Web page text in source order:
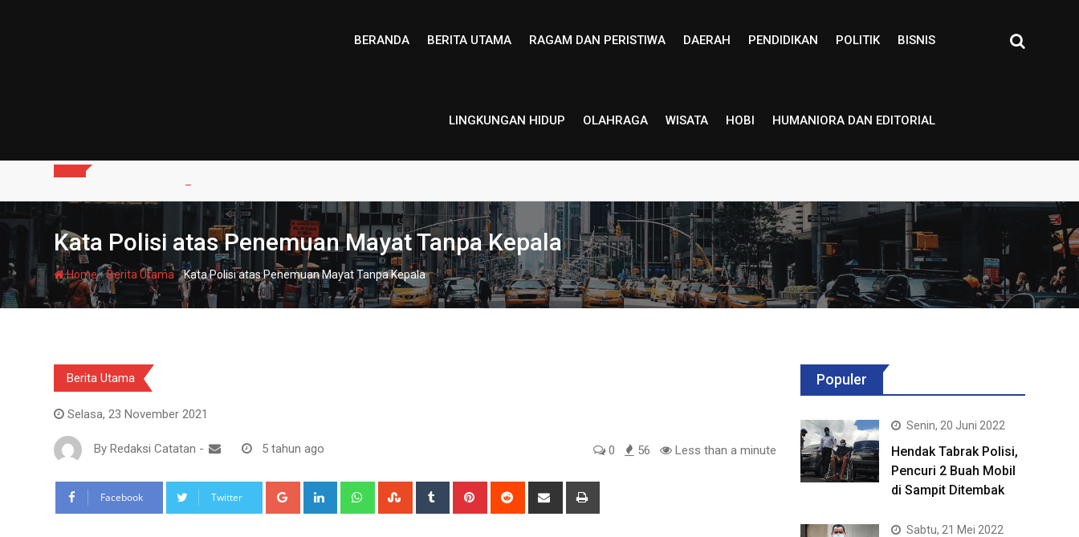
BERANDA BERITA UTAMA RAGAM DAN PERISTIWA DAERAH PENDIDIKAN POLITIK BISNIS
LINGKUNGAN HIDUP OLAHRAGA WISATA HOBI HUMANIORA DAN EDITORIAL
Kata Polisi atas Penemuan Mayat Tanpa Kepala
Home-Berita Utama-Kata Polisi atas Penemuan Mayat Tanpa Kepala
Berita Utama
Selasa, 23 November 2021
By Redaksi Catatan - 5 tahun ago 0 56 Less than a minute
Facebook Twitter Google+ LinkedIn WhatsappStumbleUpon
Tumblr Pinterest Reddit
Share
Populer
Senin, 20 Juni 2022
Hendak Tabrak Polisi,
Pencuri 2 Buah Mobil
di Sampit Ditembak
Sabtu, 21 Mei 2022